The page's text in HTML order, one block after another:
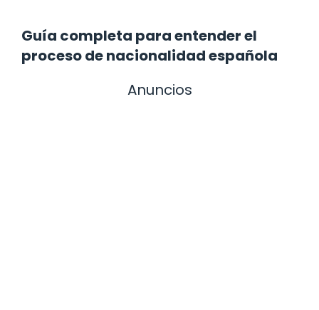
Guía completa para entender el
proceso de nacionalidad española
Anuncios